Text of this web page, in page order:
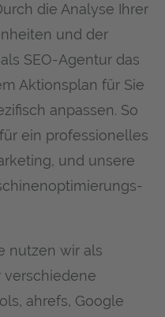
die Analyse Ihrer
und der
SEO-Agentur das
Aktionsplan für Sie
anpassen. So
ein professionelles
und unsere
nutzen wir als
verschiedene
ahrefs, Google